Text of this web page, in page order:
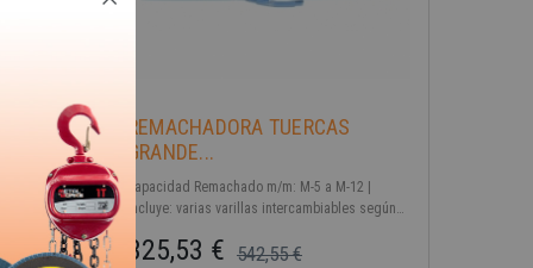
8, M-10
REMACHADORA TUERCAS
GRANDE...
Capacidad Remachado m/m: M-5 a M-12 |
Incluye: varias varillas intercambiables según
542,55 €
325,53 €